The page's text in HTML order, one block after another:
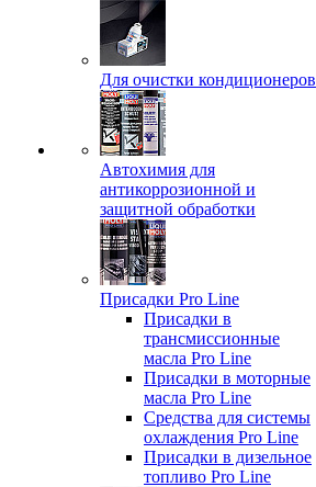
Для очистки кондиционеров
Автохимия для
антикоррозионной и
защитной обработки
Присадки Pro Line
Присадки в
трансмиссионные
масла Pro Line
Присадки в моторные
масла Pro Line
Средства для системы
охлаждения Pro Line
Присадки в дизельное
топливо Pro Line